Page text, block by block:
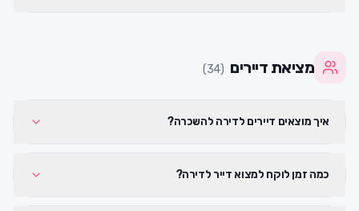
מציאת דיירים (
34
)
איך מוצאים דיירים לדירה להשכרה?
כמה זמן לוקח למצוא דייר לדירה?